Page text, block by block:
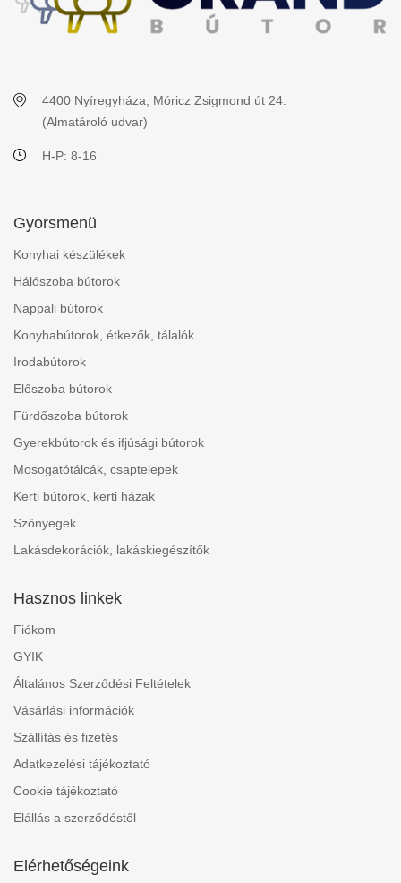
4400 Nyíregyháza, Móricz Zsigmond út 24.
(Almatároló udvar)
H-P: 8-16
Gyorsmenü
Konyhai készülékek
Hálószoba bútorok
Nappali bútorok
Konyhabútorok, étkezők, tálalók
Irodabútorok
Előszoba bútorok
Fürdőszoba bútorok
Gyerekbútorok és ifjúsági bútorok
Mosogatótálcák, csaptelepek
Kerti bútorok, kerti házak
Szőnyegek
Lakásdekorációk, lakáskiegészítők
Hasznos linkek
Fiókom
GYIK
Általános Szerződési Feltételek
Vásárlási információk
Szállítás és fizetés
Adatkezelési tájékoztató
Cookie tájékoztató
Elállás a szerződéstől
Elérhetőségeink